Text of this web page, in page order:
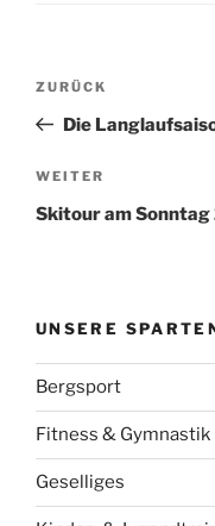
Vorheriger
Beitrag
ZURÜCK
Die
Nächster
Beitrag
WEITER
Skitour am
UNSERE
Bergsport
Fitness & Gymnastik
Geselliges